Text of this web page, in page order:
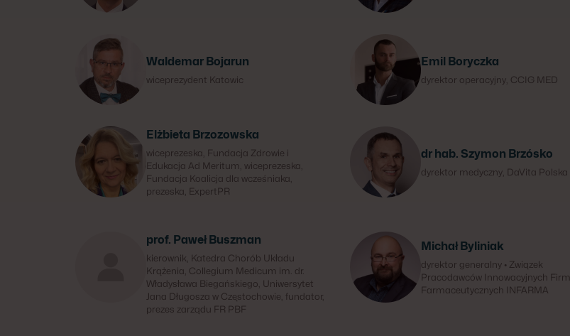
Waldemar Bojarun
wiceprezydent Katowic
Emil Boryczka
dyrektor operacyjny, CCIG MED
Elżbieta Brzozowska
wiceprezeska, Fundacja Zdrowie i
Edukacja Ad Meritum, wiceprezeska,
Fundacja Koalicja dla wcześniaka,
prezeska, ExpertPR
dr hab. Szymon Brzósko
dyrektor medyczny, DaVita Polska
prof. Paweł Buszman
kierownik, Katedra Chorób Układu
Krążenia, Collegium Medicum im. dr.
Władysława Biegańskiego, Uniwersytet
Jana Długosza w Częstochowie, fundator,
prezes zarządu FR PBF
Michał Byliniak
dyrektor generalny • Związek
Pracodawców Innowacyjnych Firm
Farmaceutycznych INFARMA